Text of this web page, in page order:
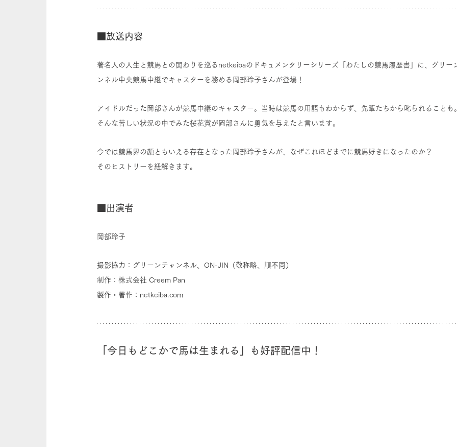
■放送内容
著名人の人生と競馬との関わりを巡るnetkeibaのドキュメンタリーシリーズ「わたしの競馬履歴書」に、グリー
ンネル中央競馬中継でキャスターを務める岡部玲子さんが登場！
アイドルだった岡部さんが競馬中継のキャスター。当時は競馬の用語もわからず、先輩たちから叱られることも
そんな苦しい状況の中でみた桜花賞が岡部さんに勇気を与えたと言います。
今では競馬界の顔ともいえる存在となった岡部玲子さんが、なぜこれほどまでに競馬好きになったのか？
そのヒストリーを紐解きます。
■出演者
岡部玲子
撮影協力：グリーンチャンネル、ON-JIN（敬称略、順不同）
制作：株式会社 Creem Pan
製作・著作：netkeiba.com
「今日もどこかで馬は生まれる」も好評配信中！